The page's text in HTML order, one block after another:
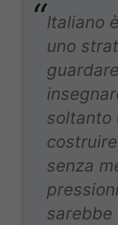
Italiano
uno
soltanto
senza